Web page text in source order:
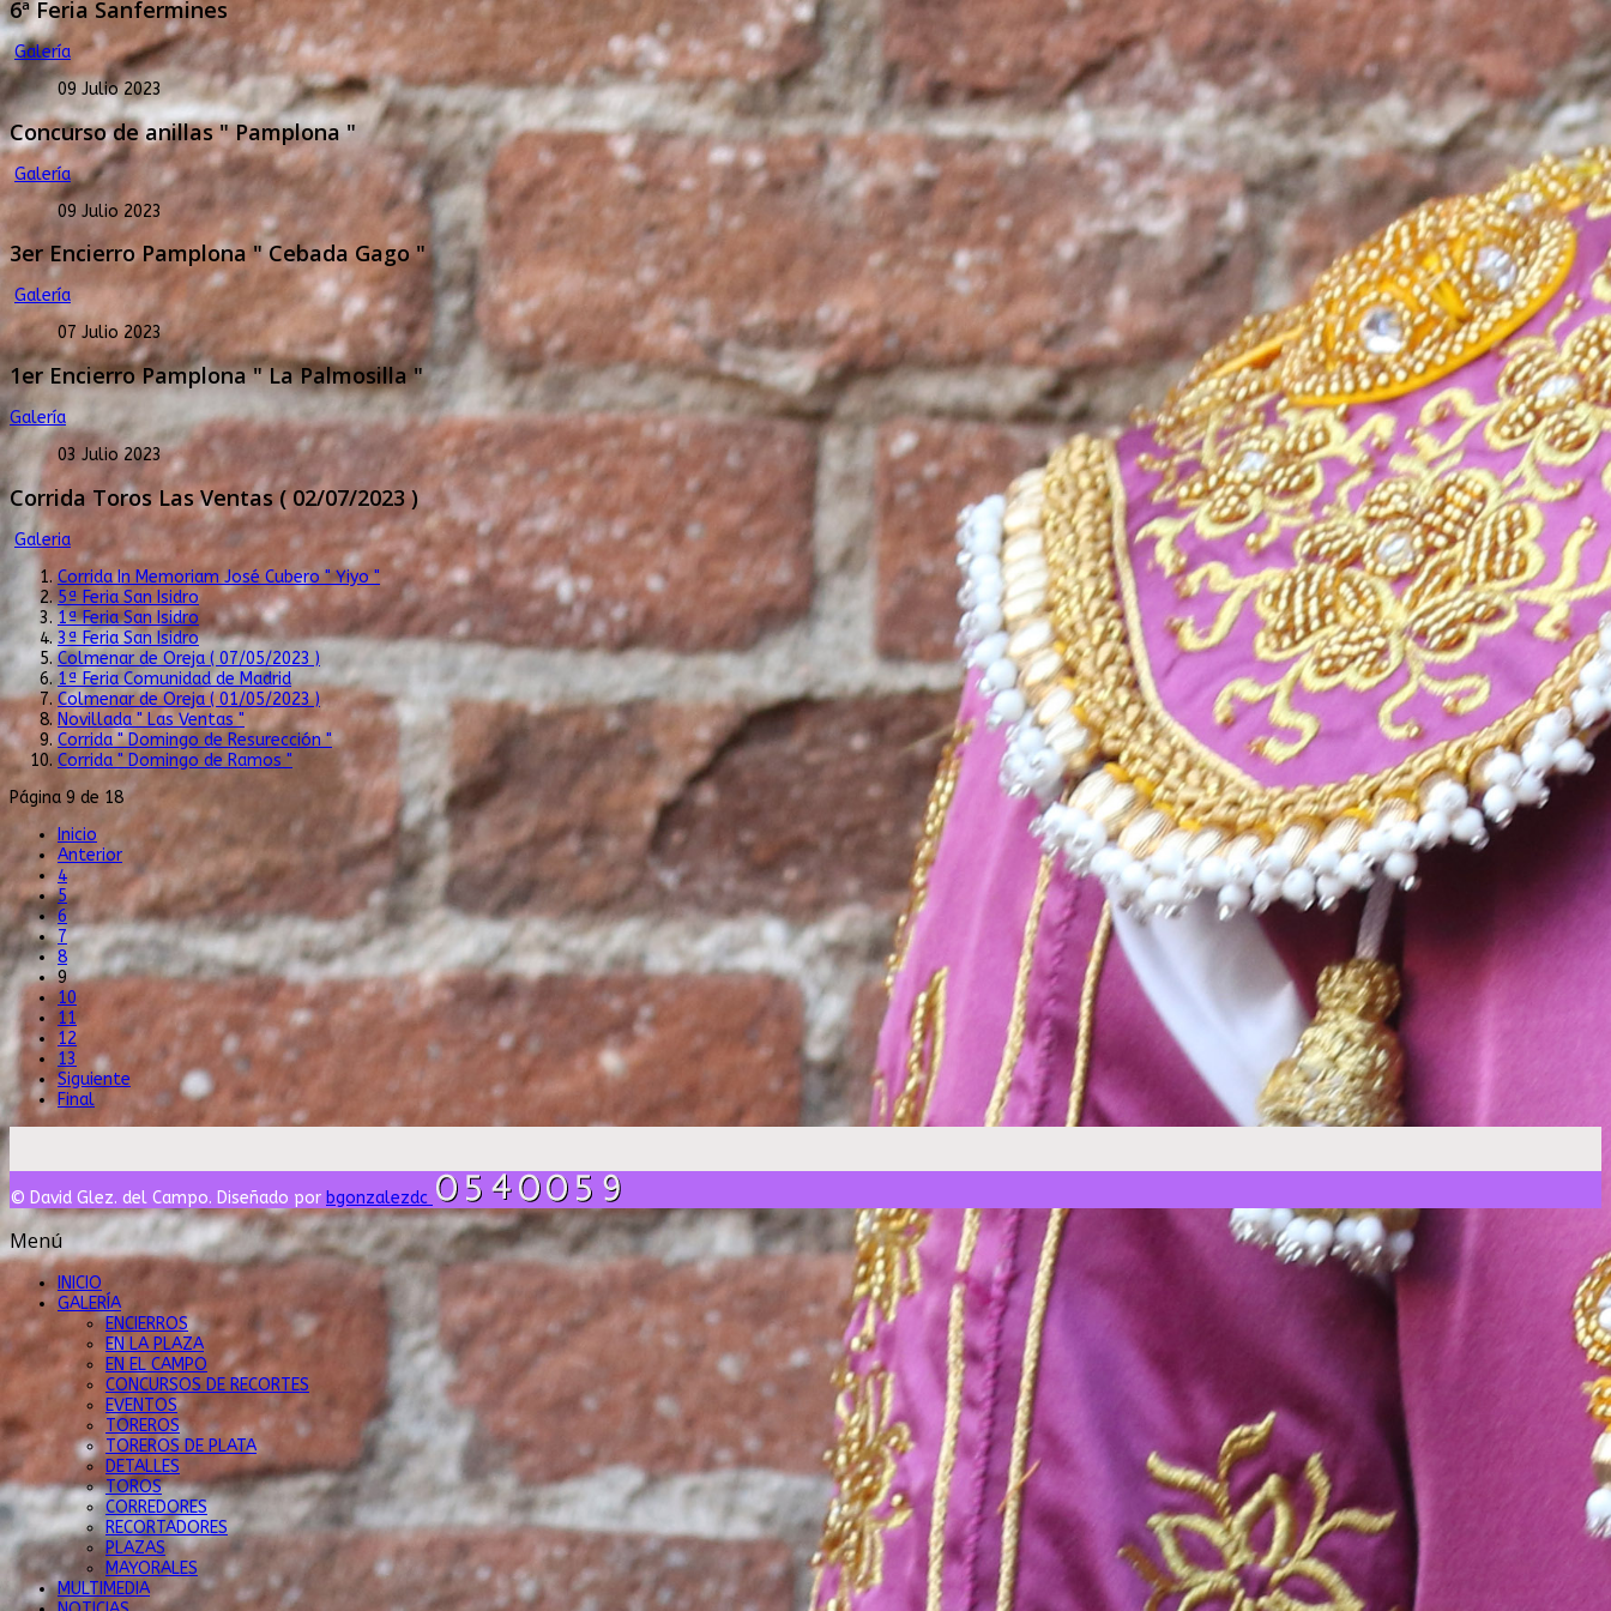
6ª Feria Sanfermines
Galería
09 Julio 2023
Concurso de anillas " Pamplona "
Galería
09 Julio 2023
3er Encierro Pamplona " Cebada Gago "
Galería
07 Julio 2023
1er Encierro Pamplona " La Palmosilla "
Galería
03 Julio 2023
Corrida Toros Las Ventas ( 02/07/2023 )
Galeria
Corrida In Memoriam José Cubero " Yiyo "
5ª Feria San Isidro
1ª Feria San Isidro
3ª Feria San Isidro
Colmenar de Oreja ( 07/05/2023 )
1ª Feria Comunidad de Madrid
Colmenar de Oreja ( 01/05/2023 )
Novillada " Las Ventas "
Corrida " Domingo de Resurección "
Corrida " Domingo de Ramos "
Página 9 de 18
Inicio
Anterior
4
5
6
7
8
9
10
11
12
13
Siguiente
Final
© David Glez. del Campo. Diseñado por bgonzalezdc
Menú
INICIO
GALERÍA
ENCIERROS
EN LA PLAZA
EN EL CAMPO
CONCURSOS DE RECORTES
EVENTOS
TOREROS
TOREROS DE PLATA
DETALLES
TOROS
CORREDORES
RECORTADORES
PLAZAS
MAYORALES
MULTIMEDIA